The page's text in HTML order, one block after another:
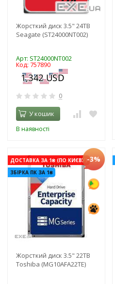
Жорсткий диск 3.5" 24TB
Seagate (ST24000NT002)
Арт: ST24000NT002
Код: 757890
0
У кошик
В наявності
ДОСТАВКА ЗА 1₴ (ПО КИЄВУ)
ЗБІРКА ПК ЗА 1₴
-3%
Жорсткий диск 3.5" 22TB
Toshiba (MG10AFA22TE)